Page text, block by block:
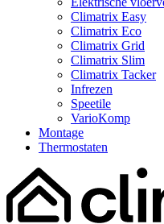
Climatrix Easy
Climatrix Eco
Climatrix Grid
Climatrix Slim
Climatrix Tacker
Infrezen
Speetile
VarioKomp
Montage
Thermostaten